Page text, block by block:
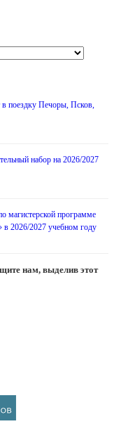
поездку Печоры, Псков,
набор на 2026/2027
магистерской программе
в 2026/2027 учебном году
нам, выделив этот